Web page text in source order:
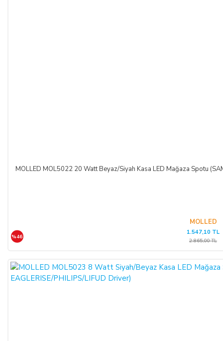
MOLLED MOL5022 20 Watt Beyaz/Siyah Kasa LED Mağaza Spotu
MOLLED
%46
1.547,10 TL
2.865,00 TL